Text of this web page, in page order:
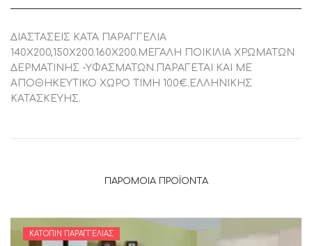
ΔΙΑΣΤΑΣΕΙΣ ΚΑΤΑ ΠΑΡΑΓΓΕΛΙΑ
140Χ200,150Χ200.160Χ200.ΜΕΓΑΛΗ ΠΟΙΚΙΛΙΑ ΧΡΩΜΑΤΩΝ
ΔΕΡΜΑΤΙΝΗΣ -ΥΦΑΣΜΑΤΩΝ.ΠΑΡΑΓΕΤΑΙ ΚΑΙ ΜΕ
ΑΠΟΘΗΚΕΥΤΙΚΟ ΧΩΡΟ ΤΙΜΗ 100€.ΕΛΛΗΝΙΚΗΣ
ΚΑΤΑΣΚΕΥΗΣ.
ΠΑΡΌΜΟΙΑ ΠΡΟΪΌΝΤΑ
ΚΑΤΌΠΙΝ ΠΑΡΑΓΓΕΛΊΑΣ